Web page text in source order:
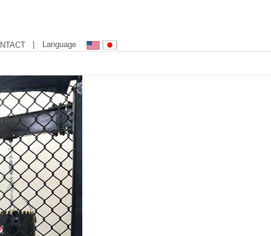
| Language